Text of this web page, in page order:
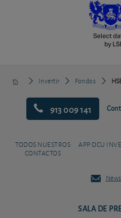
Invertir Fondos
913 009 141
TODOS NUESTROS
CONTACTOS
APP OCU
SALA DE